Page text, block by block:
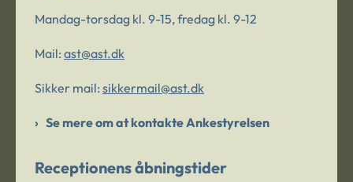
Mandag-torsdag kl. 9-15, fredag kl. 9-12
Mail: ast@ast.dk
Sikker mail: sikkermail@ast.dk
Se mere om at kontakte Ankestyrelsen
Receptionens åbningstider